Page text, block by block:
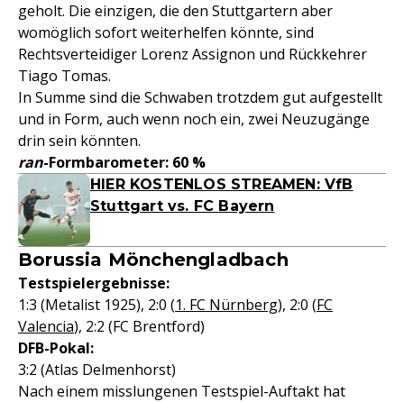
geholt. Die einzigen, die den Stuttgartern aber
womöglich sofort weiterhelfen könnte, sind
Rechtsverteidiger Lorenz Assignon und Rückkehrer
Tiago Tomas.
In Summe sind die Schwaben trotzdem gut aufgestellt
und in Form, auch wenn noch ein, zwei Neuzugänge
drin sein könnten.
ran-Formbarometer: 60 %
HIER KOSTENLOS STREAMEN: VfB
Stuttgart vs. FC Bayern
Borussia Mönchengladbach
Testspielergebnisse:
1:3 (Metalist 1925), 2:0 (1. FC Nürnberg), 2:0 (FC
Valencia), 2:2 (FC Brentford)
DFB-Pokal:
3:2 (Atlas Delmenhorst)
Nach einem misslungenen Testspiel-Auftakt hat